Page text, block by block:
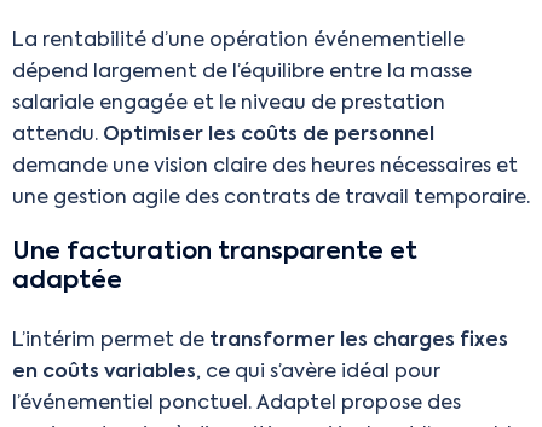
La rentabilité d’une opération événementielle
dépend largement de l’équilibre entre la masse
salariale engagée et le niveau de prestation
attendu. Optimiser les coûts de personnel
demande une vision claire des heures nécessaires et
une gestion agile des contrats de travail temporaire.
Une facturation transparente et
adaptée
L’intérim permet de transformer les charges fixes
en coûts variables, ce qui s’avère idéal pour
l’événementiel ponctuel. Adaptel propose des